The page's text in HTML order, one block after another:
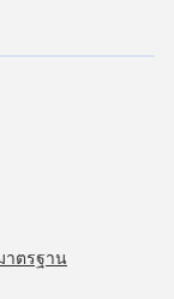
าตรฐาน